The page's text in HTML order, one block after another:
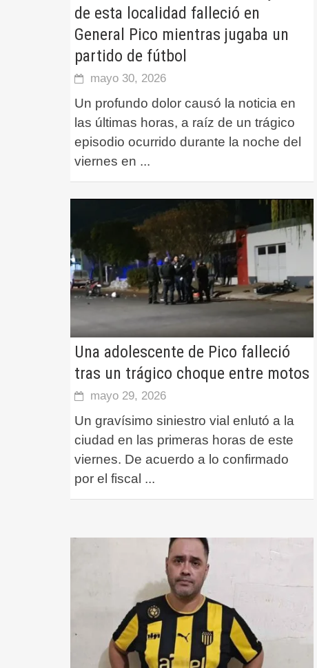
de esta localidad falleció en
General Pico mientras jugaba un
partido de fútbol
mayo 30, 2026
Un profundo dolor causó la noticia en
las últimas horas, a raíz de un trágico
episodio ocurrido durante la noche del
viernes en ...
Una adolescente de Pico falleció
tras un trágico choque entre motos
mayo 29, 2026
Un gravísimo siniestro vial enlutó a la
ciudad en las primeras horas de este
viernes. De acuerdo a lo confirmado
por el fiscal ...